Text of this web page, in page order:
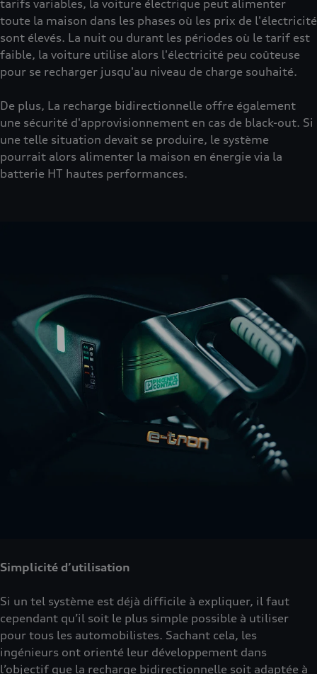
tarifs variables, la voiture électrique peut alimenter
toute la maison dans les phases où les prix de l'électricité
sont élevés. La nuit ou durant les périodes où le tarif est
faible, la voiture utilise alors l'électricité peu coûteuse
pour se recharger jusqu'au niveau de charge souhaité.
De plus, La recharge bidirectionnelle offre également
une sécurité d'approvisionnement en cas de black-out. Si
une telle situation devait se produire, le système
pourrait alors alimenter la maison en énergie via la
batterie HT hautes performances.
Simplicité d’utilisation
Si un tel système est déjà difficile à expliquer, il faut
cependant qu’il soit le plus simple possible à utiliser
pour tous les automobilistes. Sachant cela, les
ingénieurs ont orienté leur développement dans
l’objectif que la recharge bidirectionnelle soit adaptée à